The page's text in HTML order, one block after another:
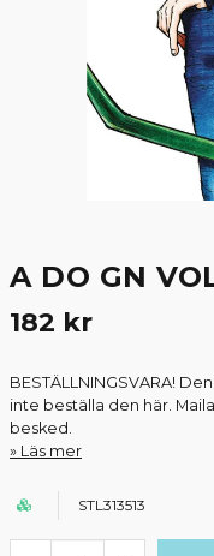
A DO GN
182 kr
BESTÄLLNINGSVARA!
inte beställa den här.
besked.
Läs mer
STL313513